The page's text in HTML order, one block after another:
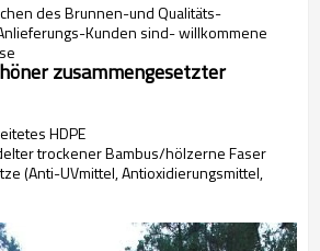
des Brunnen-und Qualitäts-
Kunden sind- willkommene
zusammengesetzter
HDPE
trockener Bambus/hölzerne Faser
(Anti-UVmittel, Antioxidierungsmittel,